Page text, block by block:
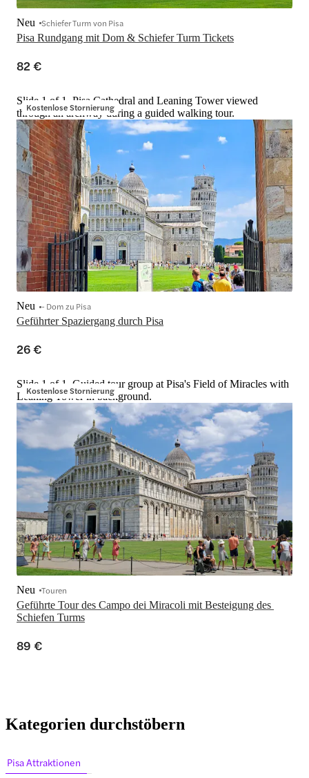
Pisa Rundgang mit Dom & Schiefer Turm Tickets
Neu Schiefer Turm von Pisa
82 €
Kostenlose Stornierung
Slide 1 of 1, Pisa Cathedral and Leaning Tower viewed
through an archway during a guided walking tour.
Geführter Spaziergang durch Pisa
Neu - Dom zu Pisa
26 €
Kostenlose Stornierung
Slide 1 of 1, Guided tour group at Pisa's Field of Miracles with
Leaning Tower in background.
Geführte Tour des Campo dei Miracoli mit Besteigung des
Schiefen Turms
Neu Touren
89 €
Kategorien durchstöbern
Pisa Attraktionen